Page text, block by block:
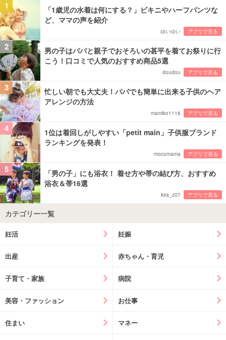
1
「1歳児の水着は何にする？」ビキニやハーフパンツな
ど、ママの声を紹介
ゆいゆい アプリで見る
2
男の子はパパと親子でおそろいの甚平を着てお祭りに行
こう！口コミで人気のおすすめ商品5選
doudou アプリで見る
3
忙しい朝でも大丈夫！パパでも簡単に出来る子供のヘア
アレンジの方法
mamiko1116 アプリで見る
4
1位は着回しがしやすい「petit main」子供服ブランド
ランキングを発表！
mocomama アプリで見る
5
「男の子」にも浴衣！ 着せ方や帯の結び方、おすすめ
浴衣＆帯16選
kira_z07 アプリで見る
カテゴリー一覧
妊活 妊娠
出産 赤ちゃん・育児
子育て・家族 病院
美容・ファッション お仕事
住まい マネー